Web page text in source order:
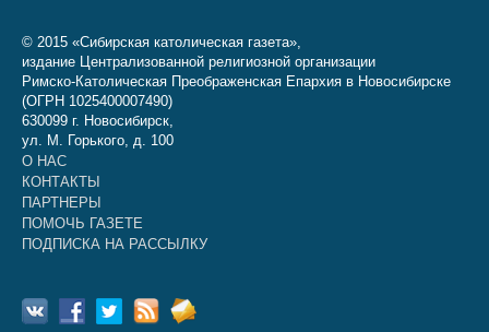
© 2015 «Сибирская католическая газета»,
издание Централизованной религиозной организации
Римско-Католическая Преображенская Епархия в Новосибирске
(ОГРН 1025400007490)
630099 г. Новосибирск,
ул. М. Горького, д. 100
О НАС
КОНТАКТЫ
ПАРТНЕРЫ
ПОМОЧЬ ГАЗЕТЕ
ПОДПИСКА НА РАССЫЛКУ